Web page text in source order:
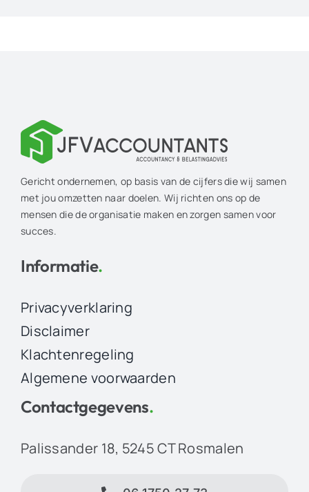
Gericht ondernemen, op basis van de cijfers die wij samen
met jou omzetten naar doelen. Wij richten ons op de
mensen die de organisatie maken en zorgen samen voor
succes.
Informatie.
Privacyverklaring
Disclaimer
Klachtenregeling
Algemene voorwaarden
Contactgegevens.
Palissander 18, 5245 CT Rosmalen